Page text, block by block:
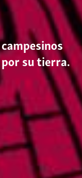
su tierra.